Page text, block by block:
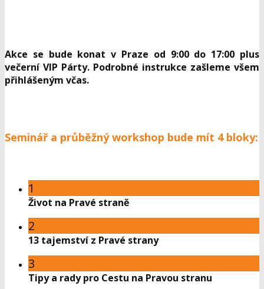
Akce se bude konat v Praze od 9:00 do 17:00 plus
večerní VIP Párty. Podrobné instrukce zašleme všem
přihlášeným včas.
Seminář a průběžný workshop bude mít 4 bloky:
1
Život na Pravé straně
2
13 tajemství z Pravé strany
3
Tipy a rady pro Cestu na Pravou stranu